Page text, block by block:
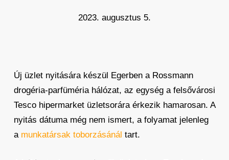
2023. augusztus 5.
Új üzlet nyitására készül Egerben a Rossmann
drogéria-parfüméria hálózat, az egység a felsővárosi
Tesco hipermarket üzletsorára érkezik hamarosan. A
nyitás dátuma még nem ismert, a folyamat jelenleg
a munkatársak toborzásánál tart.